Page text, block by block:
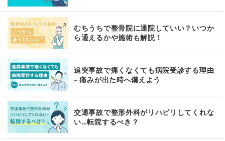
むちうちで整骨院に通院していい？いつか
ら通えるかや施術も解説！
追突事故で痛くなくても病院受診する理由
– 痛みが出た時へ備えよう
交通事故で整形外科がリハビリしてくれな
い…転院するべき？